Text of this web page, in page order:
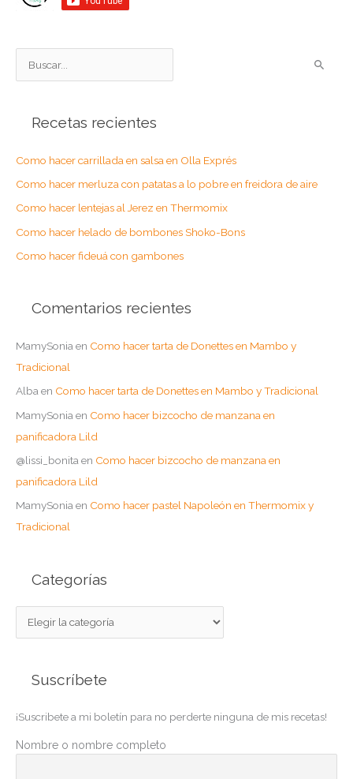
u
r
p
o
r
Recetas recientes
Como hacer carrillada en salsa en Olla Exprés
Como hacer merluza con patatas a lo pobre en freidora de aire
Como hacer lentejas al Jerez en Thermomix
Como hacer helado de bombones Shoko-Bons
Como hacer fideuá con gambones
Comentarios recientes
MamySonia en Como hacer tarta de Donettes en Mambo y
Tradicional
Albaen Como hacer tarta de Donettes en Mambo y Tradicional
MamySonia en Como hacer bizcocho de manzana en
panificadora Lild
@lissi_bonita en Como hacer bizcocho de manzana en
panificadora Lild
MamySoniaen Como hacer pastel Napoleón en Thermomix y
Tradicional
Categorías
a
o
r
Suscríbete
¡Suscribete a mi boletín para no perderte ninguna de mis recetas!
Nombre o nombre completo